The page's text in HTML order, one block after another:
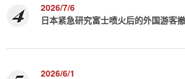
2026/7/6
日本紧急研究富士喷火后的外国游客
2026/6/1